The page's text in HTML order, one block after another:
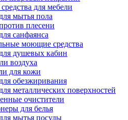
для мебели
мытья пола
плесени
санфаянса
моющие средства
душевых кабин
воздуха
для кожи
обезжиривания
металлических поверхностей
очистители
для белья
мытья посуды